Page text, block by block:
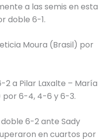
a las semis en esta
doble 6-1.
Moura (Brasil) por
a Pilar Laxalte – María
por 6-4, 4-6 y 6-3.
6-2 ante Sady
en cuartos por